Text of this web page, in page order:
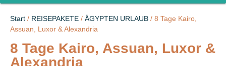
Start / REISEPAKETE / ÄGYPTEN URLAUB / 8 Tage Kairo,
Assuan, Luxor & Alexandria
8 Tage Kairo, Assuan, Luxor &
Alexandria